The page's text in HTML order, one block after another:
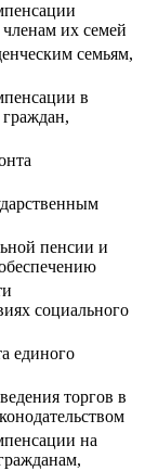
их семей
семьям,
в
пенсии и
социального
единого
торгов в
на